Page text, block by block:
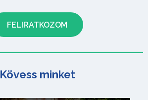
Kövess minket